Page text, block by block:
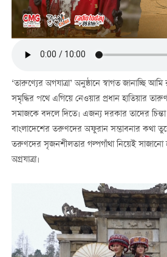
‘তারুণ্যের অগযাত্রা’ অনুষ্ঠানে স্বাগত জানাচ্ছি
সমৃদ্ধির পথে এগিয়ে নেওয়ার প্রধান হাতিয়ার
সমাজকে বদলে দিতে। এজন্য দরকার তাদের
বাংলাদেশের তরুণদের অফুরান সম্ভাবনার কথা
তরুণদের সৃজনশীলতার গল্পগাঁথা নিয়েই সাজানো
অগ্রযাত্রা।